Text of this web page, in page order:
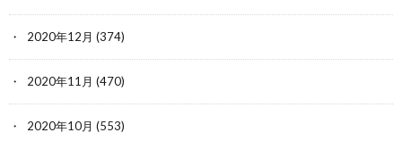
2020年12月 (374)
2020年11月 (470)
2020年10月 (553)